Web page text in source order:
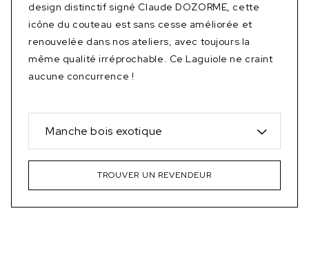
design distinctif signé Claude DOZORME, cette
icône du couteau est sans cesse améliorée et
renouvelée dans nos ateliers, avec toujours la
même qualité irréprochable. Ce Laguiole ne craint
aucune concurrence !
Manche bois exotique
TROUVER UN REVENDEUR